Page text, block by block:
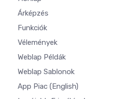
Árképzés
Funkciók
Vélemények
Weblap Példák
Weblap Sablonok
App Piac (English)